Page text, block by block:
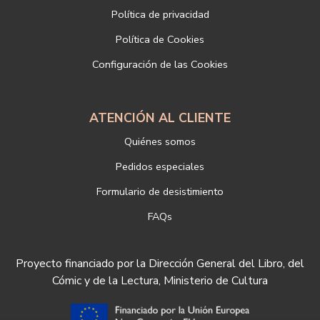
info@libreriadeportiva.com
Si desea ampliar información sobre la política de privacidad de
https://www.libreriadeportiva.com/proteccion-de-datos
Política de privacidad
Política de Cookies
Configuración de las Cookies
ATENCIÓN AL CLIENTE
Quiénes somos
Pedidos especiales
Formulario de desistimiento
FAQs
Proyecto financiado por la Dirección General del Libro, del
Cómic y de la Lectura, Ministerio de Cultura